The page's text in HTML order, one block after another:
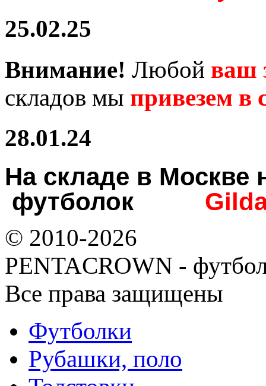
25.02.25
Внимание! Любой ваш
складов мы привезем в
28.01.24
На складе в
футболок
© 2010-2026
PENTACROWN -
Все права защищены
Футболки
Рубашки, поло